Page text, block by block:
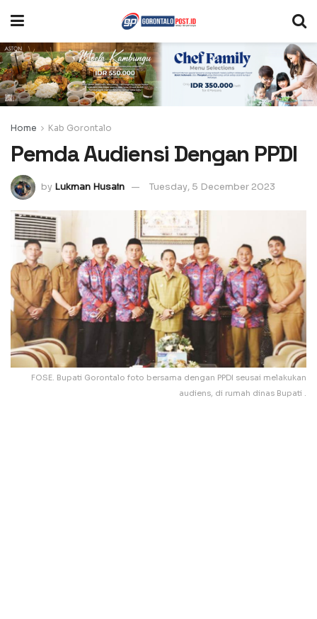
Home Kab Gorontalo
Pemda Audiensi Dengan PPDI
by Lukman Husain Tuesday, 5 December 2023
FOSE. Bupati Gorontalo foto bersama dengan PPDI seusai melakukan
audiens, di rumah dinas Bupati .